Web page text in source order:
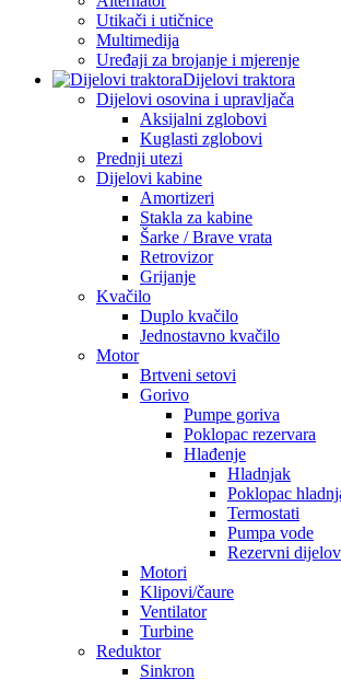
Utikači i utičnice
Multimedija
Uređaji za brojanje i mjerenje
Dijelovi traktora
Dijelovi osovina i upravljača
Aksijalni zglobovi
Kuglasti zglobovi
Prednji utezi
Dijelovi kabine
Amortizeri
Stakla za kabine
Šarke / Brave vrata
Retrovizor
Grijanje
Kvačilo
Duplo kvačilo
Jednostavno kvačilo
Motor
Brtveni setovi
Gorivo
Pumpe goriva
Poklopac rezervara
Hlađenje
Hladnjak
Poklopac
Termostati
Pumpa vode
Rezervni
Motori
Klipovi/čaure
Ventilator
Turbine
Reduktor
Sinkron